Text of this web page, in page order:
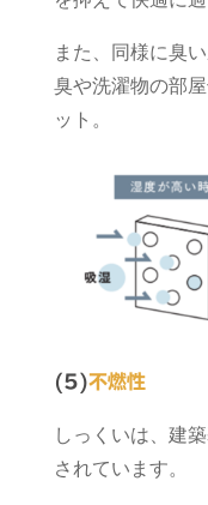
また、同様に臭
臭や洗濯物の部
ット。
(5)不燃性
しっくいは、建
されています。